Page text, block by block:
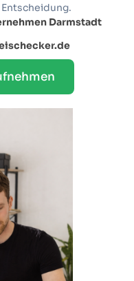
Darmstadt